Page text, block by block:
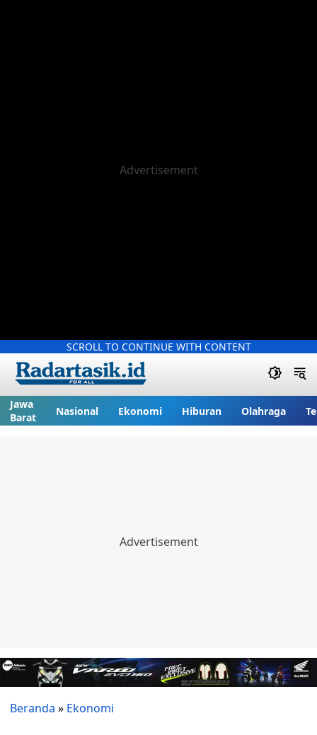
SCROLL TO CONTINUE WITH CONTENT
Jawa
Barat
Nasional Ekonomi Hiburan Olahraga
Beranda » Ekonomi